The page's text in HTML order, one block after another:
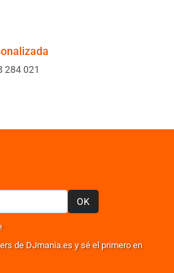
284 021
OK
de DJmania.es y sé el primero en